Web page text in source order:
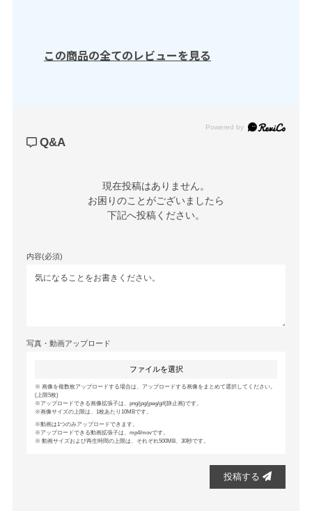
この商品の全てのレビューを見る
Powered by
Q&A
現在投稿はありません。
お困りのことがございましたら
下記へ投稿ください。
内容(必須)
写真・動画アップロード
ファイルを選択
画像を複数枚アップロードする場合は、アップロードする画像をまとめて選択してください。
(上限5枚)
アップロードできる画像拡張子は、png/jpg/jpeg/gif(静止画)です。
画像サイズの上限は、1枚あたり10MBです。
動画は1つのみアップロードできます。
アップロードできる動画拡張子は、mp4/movです。
動画サイズおよび再生時間の上限は、それぞれ500MB、30秒です。
投稿する